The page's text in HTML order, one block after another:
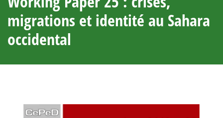
migrations et identité au Sahara
occidental